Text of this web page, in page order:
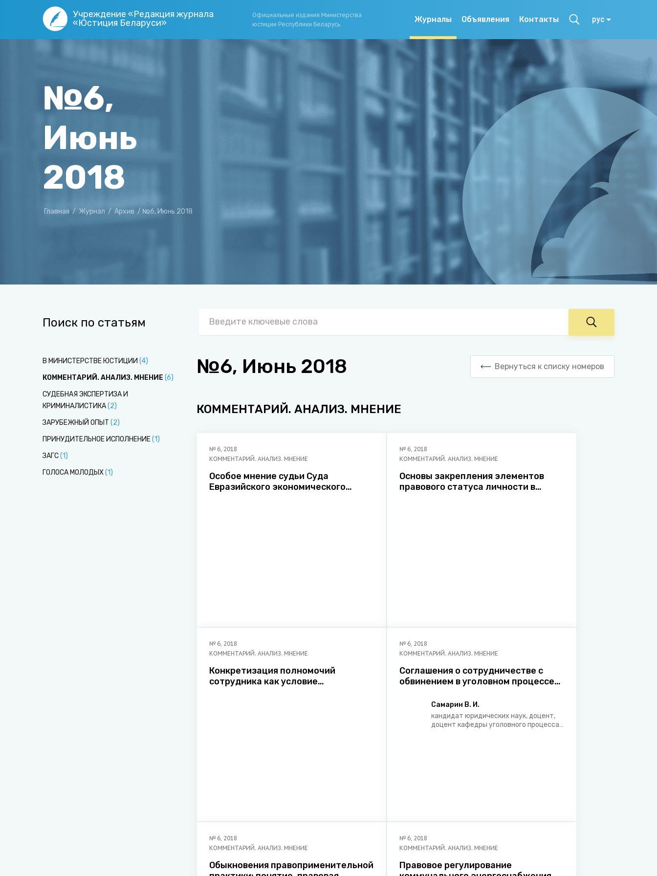
Учреждение «Редакция журнала
«Юстиция Беларуси»
Официальные издания Министерства
юстиции Республики Беларусь
Журналы Объявления Контакты рус
№6,
Июнь
2018
Главная / Журнал / Архив / №6, Июнь 2018
Поиск по статьям
В МИНИСТЕРСТВЕ ЮСТИЦИИ (4)
КОММЕНТАРИЙ. АНАЛИЗ. МНЕНИЕ (6)
СУДЕБНАЯ ЭКСПЕРТИЗА И
КРИМИНАЛИСТИКА(2)
ЗАРУБЕЖНЫЙ ОПЫТ (2)
ПРИНУДИТЕЛЬНОЕ ИСПОЛНЕНИЕ(1)
ЗАГС(1)
ГОЛОСА МОЛОДЫХ(1)
№6, Июнь 2018 Вернуться к списку номеров
КОММЕНТАРИЙ. АНАЛИЗ. МНЕНИЕ
№ 6, 2018
КОММЕНТАРИЙ. АНАЛИЗ. МНЕНИЕ
Особое мнение судьи Суда
Евразийского экономического
№ 6, 2018
КОММЕНТАРИЙ. АНАЛИЗ. МНЕНИЕ
Основы закрепления элементов
правового статуса личности в
№ 6, 2018
КОММЕНТАРИЙ. АНАЛИЗ. МНЕНИЕ
Конкретизация полномочий
сотрудника как условие
№ 6, 2018
КОММЕНТАРИЙ. АНАЛИЗ. МНЕНИЕ
Соглашения о сотрудничестве с
обвинением в уголовном процессе
Евразийского экономического
Самарин В. И.
кандидат юридических наук, доцент,
доцент кафедры уголовного процесса
№ 6, 2018
КОММЕНТАРИЙ. АНАЛИЗ. МНЕНИЕ
Обыкновения правоприменительной
№ 6, 2018
КОММЕНТАРИЙ. АНАЛИЗ. МНЕНИЕ
Правовое регулирование